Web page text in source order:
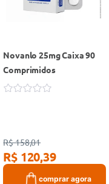
Novanlo 25mg Caixa 90
Comprimidos
R$ 158,01
R$ 120,39
comprar agora